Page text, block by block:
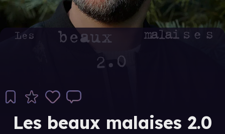
Les beaux malaises 2.0